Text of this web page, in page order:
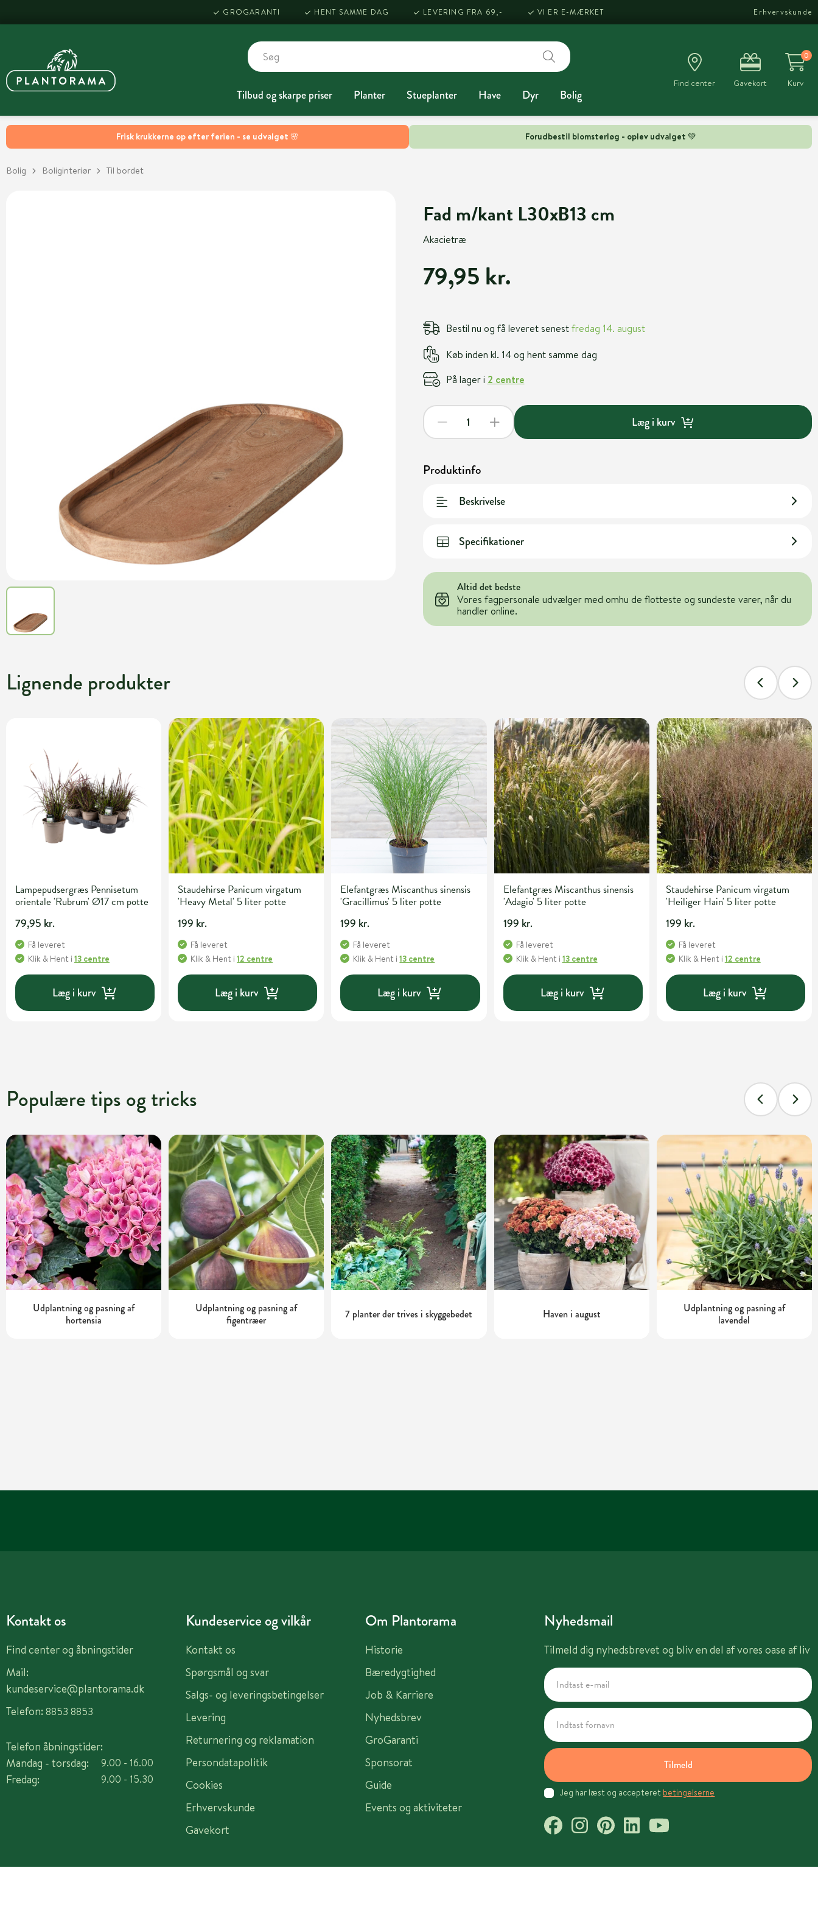
Frisk krukkerne op efter ferien - se udvalget 🌸 Forudbestil blomsterløg - oplev udvalget 💚
GROGARANTI HENT SAMME DAG LEVERING FRA 69,- VI ER E-MÆRKET Erhvervskunde
Tilbud og skarpe priser Planter Stueplanter Have Dyr Bolig
Find center Gavekort
0
Kurv
Bolig Boliginteriør Til bordet
Fad m/kant L30xB13 cm
Akacietræ
79,95 kr.
Bestil nu og få leveret senestfredag 14. august
Køb inden kl. 14 og hent samme dag
På lager i 2 centre
Læg i kurv
Produktinfo
Beskrivelse
Specifikationer
Altid det bedste
Vores fagpersonale udvælger med omhu de flotteste og sundeste varer, når du
handler online.
Lignende produkter
Lampepudsergræs Pennisetum
orientale 'Rubrum' Ø17 cm potte
79,95 kr.
Få leveret
Klik & Hent i 13 centre
Læg i kurv
Staudehirse Panicum virgatum
'Heavy Metal' 5 liter potte
199 kr.
Få leveret
Klik & Hent i12 centre
Læg i kurv
Elefantgræs Miscanthus sinensis
'Gracillimus' 5 liter potte
199 kr.
Få leveret
Klik & Hent i13 centre
Læg i kurv
Elefantgræs Miscanthus sinensis
'Adagio' 5 liter potte
199 kr.
Få leveret
Klik & Hent i 13 centre
Læg i kurv
Staudehirse Panicum virgatum
'Heiliger Hain' 5 liter potte
199 kr.
Få leveret
Klik & Hent i 12 centre
Læg i kurv
Populære tips og tricks
Udplantning og pasning af
hortensia
Udplantning og pasning af
figentræer
7 planter der trives i skyggebedet Haven i august
Udplantning og pasning af
lavendel
Kontakt os
Find center og åbningstider
Mail:
kundeservice@plantorama.dk
Telefon: 8853 8853
Telefon åbningstider:
Mandag - torsdag:
Fredag:
9.00 - 16.00
9.00 - 15.30
Kundeservice og vilkår
Kontakt os
Spørgsmål og svar
Salgs- og leveringsbetingelser
Levering
Returnering og reklamation
Persondatapolitik
Cookies
Erhvervskunde
Gavekort
Om Plantorama
Historie
Bæredygtighed
Job & Karriere
Nyhedsbrev
GroGaranti
Sponsorat
Guide
Events og aktiviteter
Nyhedsmail
Tilmeld dig nyhedsbrevet og bliv en del af vores oase af liv
Tilmeld
Jeg har læst og accepteret betingelserne